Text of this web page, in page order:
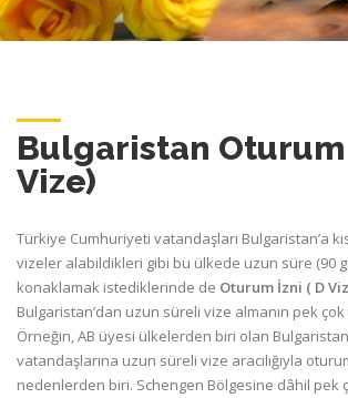
Bulgaristan Oturum
Vize)
Türkiye Cumhuriyeti vatandaşları Bulgaristan’a
vizeler alabildikleri gibi bu ülkede uzun süre (90
konaklamak istediklerinde de Oturum İzni ( D
Bulgaristan’dan uzun süreli vize almanın pek
Örneğin, AB üyesi ülkelerden biri olan
vatandaşlarına uzun süreli vize aracılığıyla
nedenlerden biri. Schengen Bölgesine dâhil pek